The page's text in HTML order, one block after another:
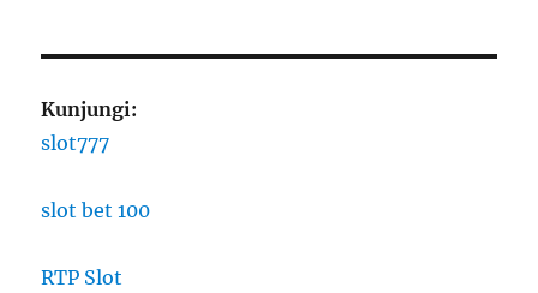
Kunjungi:
slot777
slot bet 100
RTP Slot